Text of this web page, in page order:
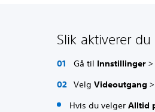
Slik aktiverer du
Gå til Innstillinger
VelgVideoutgang >
Hvis du velgerAlltid